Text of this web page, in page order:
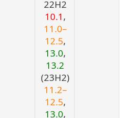
22H2
10.1 ,
11.0–
12.5,
13.0,
13.2
(23H2)
11.2–
12.5,
13.0,